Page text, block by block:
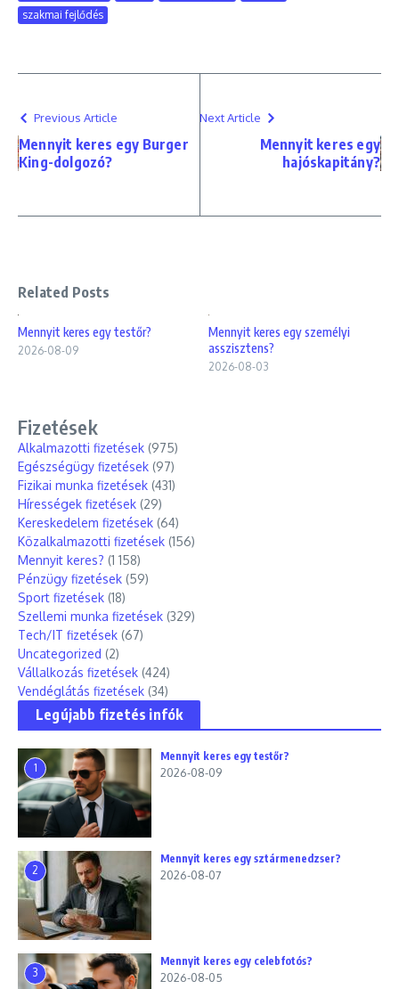
szakmai fejlődés
Previous Article
Mennyit keres egy Burger
King-dolgozó?
Next Article
Mennyit keres egy
hajóskapitány?
Related Posts
Mennyit keres egy testőr?
2026-08-09
Mennyit keres egy személyi
asszisztens?
2026-08-03
Fizetések
Alkalmazotti fizetések (975)
Egészségügy fizetések (97)
Fizikai munka fizetések (431)
Hírességek fizetések (29)
Kereskedelem fizetések (64)
Közalkalmazotti fizetések (156)
Mennyit keres? (1 158)
Pénzügy fizetések (59)
Sport fizetések (18)
Szellemi munka fizetések (329)
Tech/IT fizetések (67)
Uncategorized (2)
Vállalkozás fizetések (424)
Vendéglátás fizetések (34)
Legújabb fizetés infók
1
Mennyit keres egy testőr?
2026-08-09
2
Mennyit keres egy sztármenedzser?
2026-08-07
3
Mennyit keres egy celebfotós?
2026-08-05